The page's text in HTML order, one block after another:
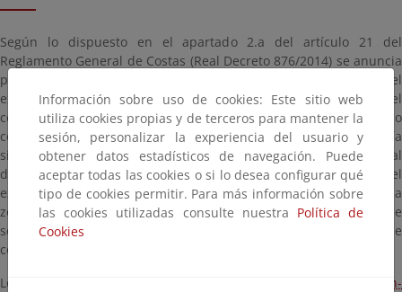
Según lo dispuesto en el apartado 2.a del artículo 21 del
Reglamento General de Costas (Real Decreto 876/2014) se anuncia
para general conocimiento la providencia de incoación del
expediente de deslinde (de fecha 26 de septiembre de 2017) y el
comienzo del procedimiento de información pública del mismo
con el fin de que, en el plazo de UN MES, contado a partir del día
siguiente al de la publicación de este anuncio en el Boletín Oficial
de la Provincia, cualquier interesado pueda comparecer en el
expediente, examinar el plano de delimitación provisional de la
zona de dominio público marítimo-terrestre y de su zona de
servidumbre de protección, y formular las alegaciones que
considere oportunas.
Los comentarios y alegaciones pueden dirigirse por e-mail a:
bzn-
Información sobre uso de cookies: Este sitio web
utiliza cookies propias y de terceros para mantener la
sesión, personalizar la experiencia del usuario y
obtener datos estadísticos de navegación. Puede
aceptar todas las cookies o si lo desea configurar qué
tipo de cookies permitir. Para más información sobre
las cookies utilizadas consulte nuestra Política de
Cookies